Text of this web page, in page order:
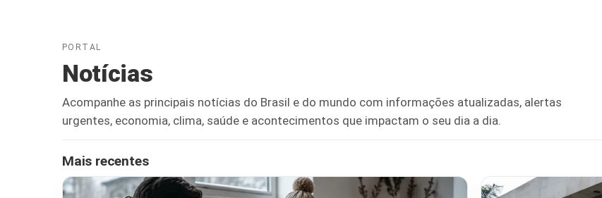
PORTAL
Notícias
Acompanhe as principais notícias do Brasil e do mundo com informações atualizadas, alertas
urgentes, economia, clima, saúde e acontecimentos que impactam o seu dia a dia.
Mais recentes